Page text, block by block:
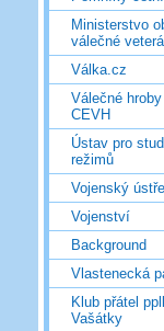
Ministerstvo
válečné
Válka.cz
Válečné
CEVH
Ústav pro
režimů
Vojenský
Vojenství
Background
Vlastenecká
Klub přátel
Vašátky